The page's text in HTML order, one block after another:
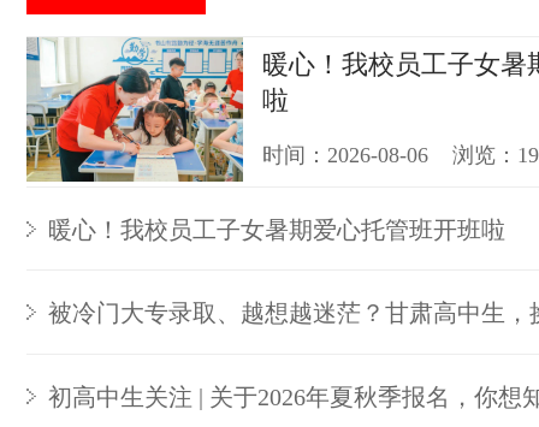
暖心！我校员工子女暑
啦
时间：2026-08-06 浏览：
暖心！我校员工子女暑期爱心托管班开班啦
被冷门大专录取、越想越迷茫？甘肃高中生，
初高中生关注 | 关于2026年夏秋季报名，你想